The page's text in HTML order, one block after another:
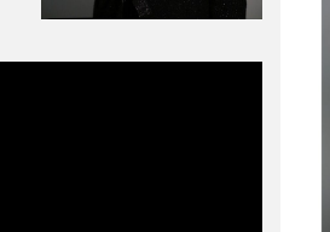
UNA BORSA DI STUDIO